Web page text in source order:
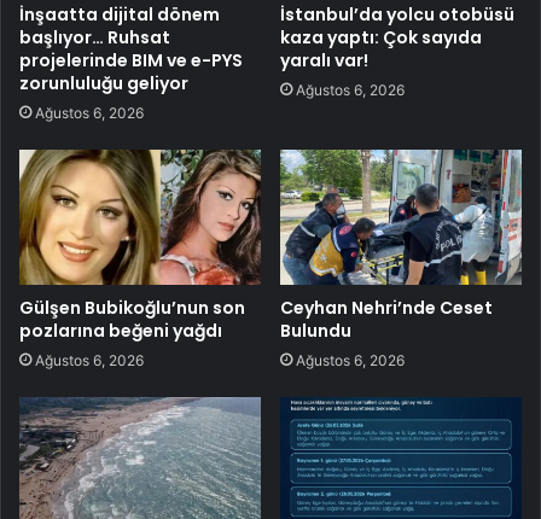
İnşaatta dijital dönem
başlıyor… Ruhsat
projelerinde BIM ve e-PYS
zorunluluğu geliyor
Ağustos 6, 2026
İstanbul’da yolcu otobüsü
kaza yaptı: Çok sayıda
yaralı var!
Ağustos 6, 2026
Gülşen Bubikoğlu’nun son
pozlarına beğeni yağdı
Ağustos 6, 2026
Ceyhan Nehri’nde Ceset
Bulundu
Ağustos 6, 2026